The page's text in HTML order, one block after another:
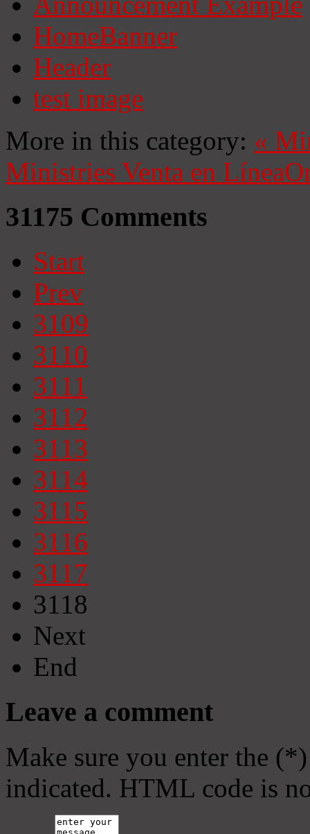
HomeBanner
Header
test image
More in this category: «
Ministries Venta en Línea
31175 Comments
Start
Prev
3109
3110
3111
3112
3113
3114
3115
3116
3117
3118
Next
End
Leave a comment
Make sure you enter the
indicated. HTML code is